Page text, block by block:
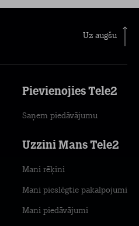
Uz augšu
Pievienojies Tele2
Saņem piedāvājumu
Uzzini Mans Tele2
Mani rēķini
Mani pieslēgtie pakalpojumi
Mani piedāvājumi